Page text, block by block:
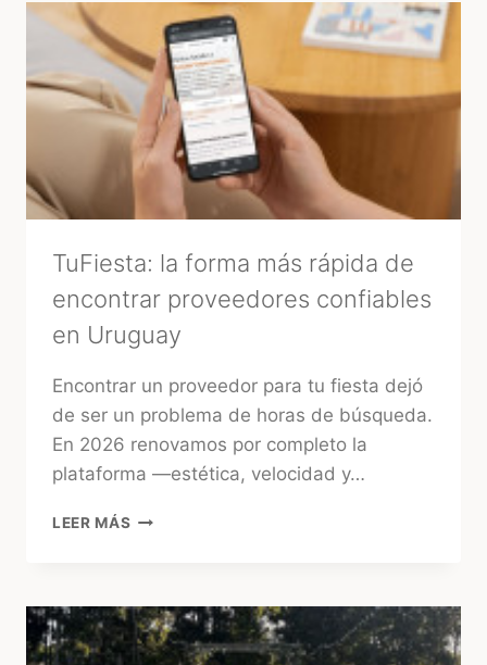
TuFiesta: la forma más rápida de
encontrar proveedores confiables
en Uruguay
Encontrar un proveedor para tu fiesta dejó
de ser un problema de horas de búsqueda.
En 2026 renovamos por completo la
plataforma —estética, velocidad y…
LEER MÁS TUFIESTA:
RÁPIDA
DE
ENCONTRAR